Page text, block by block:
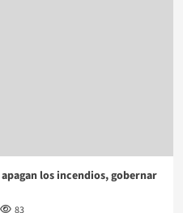
los incendios, gobernar